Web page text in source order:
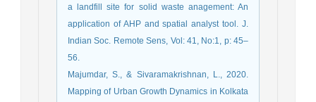
a landfill site for solid waste anagement: An
application of AHP and spatial analyst tool. J.
Indian Soc. Remote Sens, Vol: 41, No:1, p: 45–
56.
Majumdar, S., & Sivaramakrishnan, L., 2020.
Mapping of Urban Growth Dynamics in Kolkata